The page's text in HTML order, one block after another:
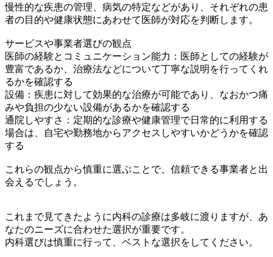
慢性的な疾患の管理、病気の特定などがあり、それぞれの患
者の目的や健康状態にあわせて医師が対応を判断します。
サービスや事業者選びの観点
医師の経験とコミュニケーション能力：医師としての経験が
豊富であるか、治療法などについて丁寧な説明を行ってくれ
るかを確認する
設備：疾患に対して効果的な治療が可能であり、なおかつ痛
みや負担の少ない設備があるかを確認する
通院しやすさ：定期的な診療や健康管理で日常的に利用する
場合は、自宅や勤務地からアクセスしやすいかどうかを確認
する
これらの観点から慎重に選ぶことで、信頼できる事業者と出
会えるでしょう。
これまで見てきたように内科の診療は多岐に渡りますが、あ
なたのニーズに合わせた選択が重要です。
内科選びは慎重に行って、ベストな選択をしてください。